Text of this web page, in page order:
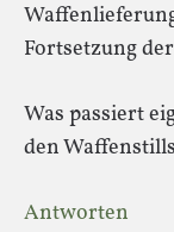
Fortsetzung
Was passiert
den
Antworten